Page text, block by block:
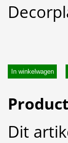
In winkelwagen
Dit